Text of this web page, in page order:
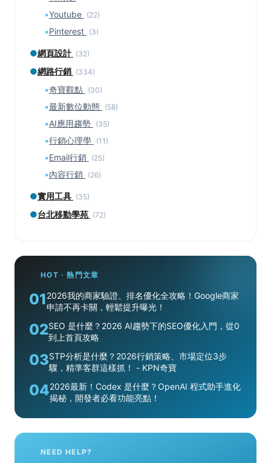
▪Youtube (22)
▪Pinterest (3)
●網頁設計 (32)
●網路行銷 (334)
▪奇寶觀點 (30)
▪最新數位動態 (58)
▪AI應用趨勢 (35)
▪行銷心理學 (11)
▪Email行銷 (25)
▪內容行銷 (26)
●實用工具 (35)
●台北移動學苑 (72)
HOT · 熱門文章
012026我的商家驗證、排名優化全攻略！Google商家
申請不再卡關，輕鬆提升曝光！
02SEO 是什麼？2026 AI趨勢下的SEO優化入門，從0
到上首頁攻略
03STP分析是什麼？2026行銷策略、市場定位3步
驟，精準客群這樣抓！ - KPN奇寶
042026最新！Codex 是什麼？OpenAI 程式助手進化
揭秘，開發者必看功能亮點！
NEED HELP?